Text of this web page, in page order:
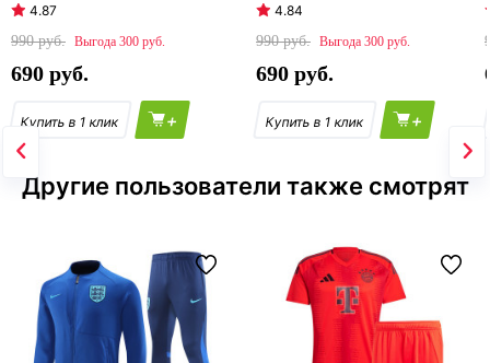
4.87
990
300
690
+
4.84
990
300
690
+
Другие пользователи также смотрят